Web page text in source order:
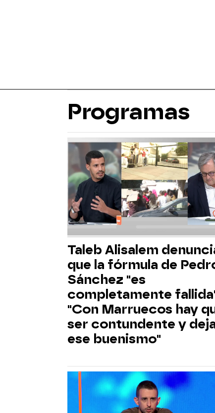
Programas
Taleb Alisalem
que la fórmula de
Sánchez "es
completamente
"Con Marruecos hay
ser contundente y
ese buenismo"